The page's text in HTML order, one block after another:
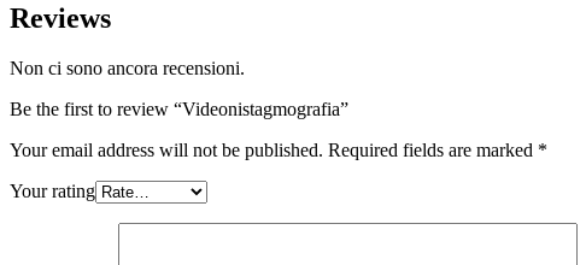
Reviews
Non ci sono ancora recensioni.
Be the first to review “Videonistagmografia”
Your email address will not be published. Required fields are marked *
Your rating